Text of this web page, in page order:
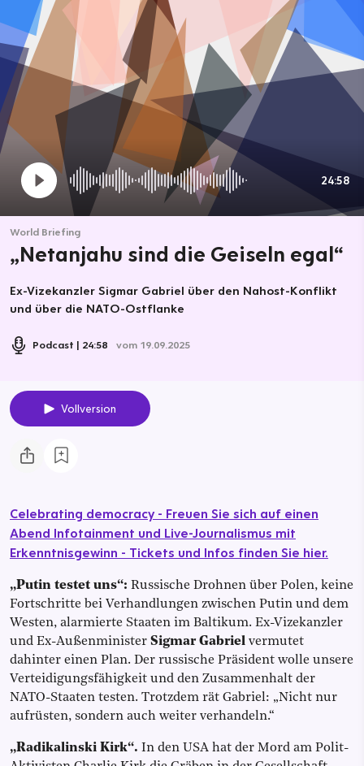
24:58
World Briefing
„Netanjahu sind die Geiseln egal“
Ex-Vizekanzler Sigmar Gabriel über den Nahost-Konflikt
und über die NATO-Ostflanke
Podcast 24:58 vom 19.09.2025
Vollversion
Celebrating democracy - Freuen Sie sich auf einen
Abend Infotainment und Live-Journalismus mit
Erkenntnisgewinn - Tickets und Infos finden Sie hier.
„Putin testet uns“: Russische Drohnen über Polen, keine
Fortschritte bei Verhandlungen zwischen Putin und dem
Westen, alarmierte Staaten im Baltikum. Ex-Vizekanzler
und Ex-Außenminister Sigmar Gabriel vermutet
dahinter einen Plan. Der russische Präsident wolle unsere
Verteidigungsfähigkeit und den Zusammenhalt der
NATO-Staaten testen. Trotzdem rät Gabriel: „Nicht nur
aufrüsten, sondern auch weiter verhandeln.“
„Radikalinski Kirk“. In den USA hat der Mord am Polit-